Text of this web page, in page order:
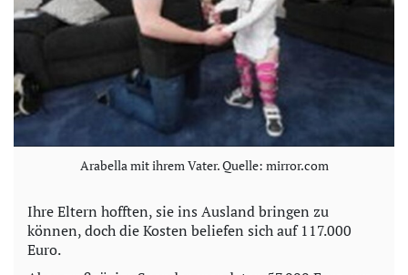
Arabella mit ihrem Vater. Quelle: mirror.com
Ihre Eltern hofften, sie ins Ausland bringen zu
können, doch die Kosten beliefen sich auf 117.000
Euro.